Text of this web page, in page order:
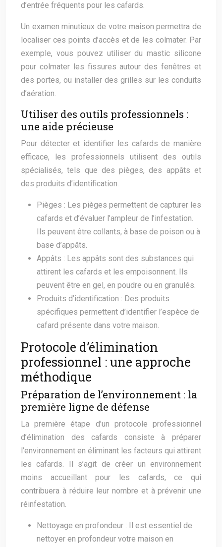
d’entrée fréquents pour les cafards.
Un examen minutieux de votre maison permettra de
localiser ces points d’accès et de les colmater. Par
exemple, vous pouvez utiliser du mastic silicone
pour colmater les fissures autour des fenêtres et
des portes, ou installer des grilles sur les conduits
d’aération.
Utiliser des outils professionnels :
une aide précieuse
Pour détecter et identifier les cafards de manière
efficace, les professionnels utilisent des outils
spécialisés, tels que des pièges, des appâts et
des produits d’identification.
Pièges : Les pièges permettent de capturer les
cafards et d’évaluer l’ampleur de l’infestation.
Ils peuvent être collants, à base de poison ou à
base d’appâts.
Appâts : Les appâts sont des substances qui
attirent les cafards et les empoisonnent. Ils
peuvent être en gel, en poudre ou en granulés.
Produits d’identification : Des produits
spécifiques permettent d’identifier l’espèce de
cafard présente dans votre maison.
Protocole d’élimination
professionnel : une approche
méthodique
Préparation de l’environnement : la
première ligne de défense
La première étape d’un protocole professionnel
d’élimination des cafards consiste à préparer
l’environnement en éliminant les facteurs qui attirent
les cafards. Il s’agit de créer un environnement
moins accueillant pour les cafards, ce qui
contribuera à réduire leur nombre et à prévenir une
réinfestation.
Nettoyage en profondeur : Il est essentiel de
nettoyer en profondeur votre maison en